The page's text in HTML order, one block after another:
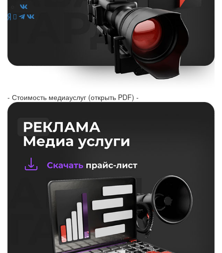
- Стоимость медиауслуг (открыть PDF) -